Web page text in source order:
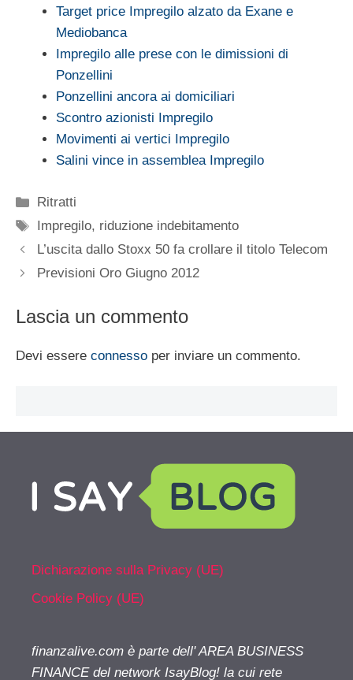
Target price Impregilo alzato da Exane e
Mediobanca
Impregilo alle prese con le dimissioni di
Ponzellini
Ponzellini ancora ai domiciliari
Scontro azionisti Impregilo
Movimenti ai vertici Impregilo
Salini vince in assemblea Impregilo
Categorie
Ritratti
Tag
Impregilo, riduzione indebitamento
L’uscita dallo Stoxx 50 fa crollare il titolo Telecom
Previsioni Oro Giugno 2012
Lascia un commento
Devi essere connesso per inviare un commento.
Dichiarazione sulla Privacy (UE)
Cookie Policy (UE)
finanzalive.com è parte dell' AREA BUSINESS
FINANCE del network IsayBlog! la cui rete